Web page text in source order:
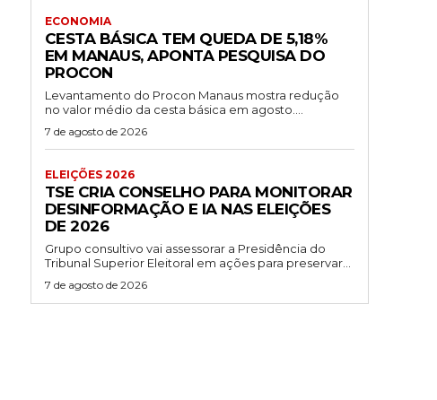
ECONOMIA
CESTA BÁSICA TEM QUEDA DE 5,18%
EM MANAUS, APONTA PESQUISA DO
PROCON
Levantamento do Procon Manaus mostra redução
no valor médio da cesta básica em agosto....
7 de agosto de 2026
ELEIÇÕES 2026
TSE CRIA CONSELHO PARA MONITORAR
DESINFORMAÇÃO E IA NAS ELEIÇÕES
DE 2026
Grupo consultivo vai assessorar a Presidência do
Tribunal Superior Eleitoral em ações para preservar...
7 de agosto de 2026